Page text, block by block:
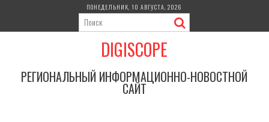
содержимому
ПОНЕДЕЛЬНИК, 10 АВГУСТА, 2026
DIGISCOPE
РЕГИОНАЛЬНЫЙ ИНФОРМАЦИОННО-НОВОСТНОЙ
САЙТ